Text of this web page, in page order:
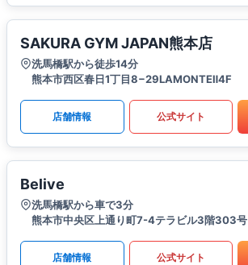
SAKURA GYM JAPAN熊本店
洗馬橋駅から徒歩14分
熊本市西区春日1丁目8−29LAMONTEⅡ4F
店舗情報 公式サイト
Belive
洗馬橋駅から車で3分
熊本市中央区上通り町7-4テラビル3階303号
店舗情報 公式サイト